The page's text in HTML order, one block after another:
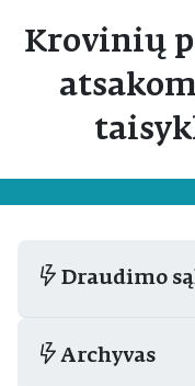
Krovinių
Draudimo
Archyvas